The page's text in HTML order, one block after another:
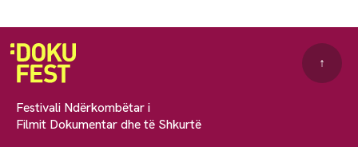
Festivali Ndërkombëtar i
Filmit Dokumentar dhe të Shkurtë
↑